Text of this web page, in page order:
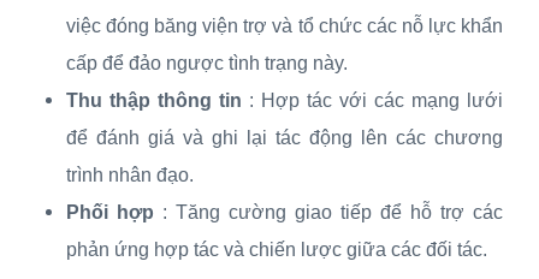
việc đóng băng viện trợ và tổ chức các nỗ lực khẩn
cấp để đảo ngược tình trạng này.
Thu thập thông tin : Hợp tác với các mạng lưới
để đánh giá và ghi lại tác động lên các chương
trình nhân đạo.
Phối hợp : Tăng cường giao tiếp để hỗ trợ các
phản ứng hợp tác và chiến lược giữa các đối tác.